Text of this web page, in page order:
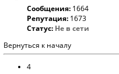
Сообщения: 1664
Репутация: 1673
Статус: Не в сети
Вернуться к началу
4